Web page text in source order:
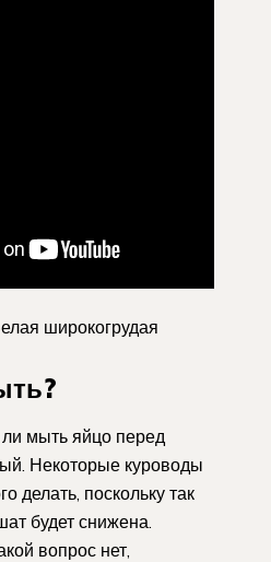
широкогрудая
мыть яйцо перед
Некоторые куроводы
делать, поскольку так
будет снижена.
вопрос нет,